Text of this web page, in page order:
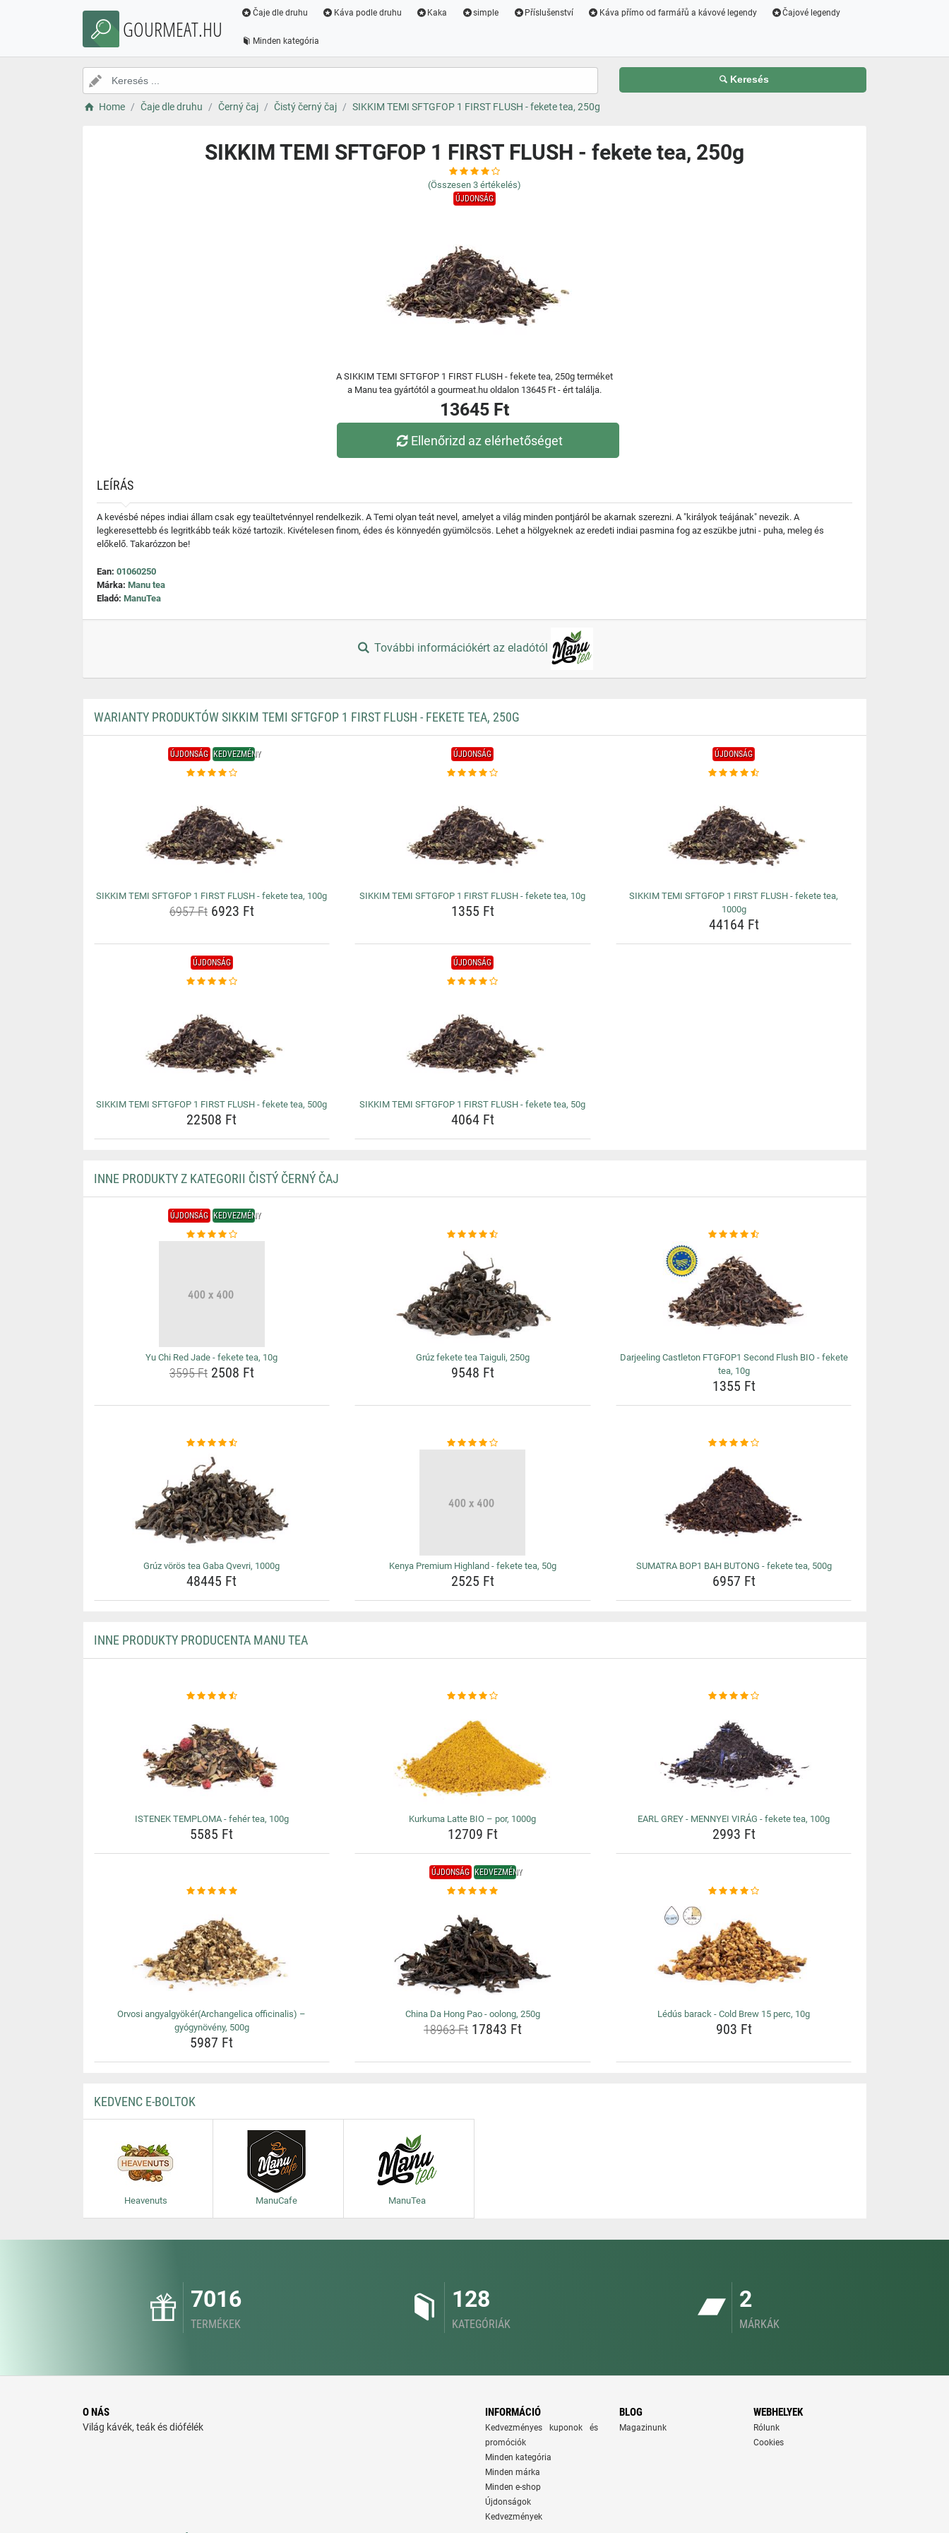
GOURMEAT.HU
Čaje dle druhu Káva podle druhu Kaka simple Příslušenství Káva přímo od farmářů a kávové legendy Čajové legendy
Minden kategória
Keresés
Home Čaje dle druhu Černý čaj Čistý černý čaj SIKKIM TEMI SFTGFOP 1 FIRST FLUSH - fekete tea, 250g
SIKKIM TEMI SFTGFOP 1 FIRST FLUSH - fekete tea, 250g
(Összesen 3 értékelés)
ÚJDONSÁG
A SIKKIM TEMI SFTGFOP 1 FIRST FLUSH - fekete tea, 250g terméket
a Manu tea gyártótól a gourmeat.hu oldalon 13645 Ft - ért találja.
13645 Ft
Ellenőrizd az elérhetőséget
LEÍRÁS
A kevésbé népes indiai állam csak egy teaültetvénnyel rendelkezik. A Temi olyan teát nevel, amelyet a világ minden pontjáról be akarnak szerezni. A "királyok teájának" nevezik. A
legkeresettebb és legritkább teák közé tartozik. Kivételesen finom, édes és könnyedén gyümölcsös. Lehet a hölgyeknek az eredeti indiai pasmina fog az eszükbe jutni - puha, meleg és
előkelő. Takarózzon be!
Ean: 01060250
Márka: Manu tea
Eladó: ManuTea
További információkért az eladótól
WARIANTY PRODUKTÓW SIKKIM TEMI SFTGFOP 1 FIRST FLUSH - FEKETE TEA, 250G
ÚJDONSÁG KEDVEZMÉNY
SIKKIM TEMI SFTGFOP 1 FIRST FLUSH - fekete tea, 100g
6957 Ft6923 Ft
ÚJDONSÁG
SIKKIM TEMI SFTGFOP 1 FIRST FLUSH - fekete tea, 10g
1355 Ft
ÚJDONSÁG
SIKKIM TEMI SFTGFOP 1 FIRST FLUSH - fekete tea,
1000g
44164 Ft
ÚJDONSÁG
SIKKIM TEMI SFTGFOP 1 FIRST FLUSH - fekete tea, 500g
22508 Ft
ÚJDONSÁG
SIKKIM TEMI SFTGFOP 1 FIRST FLUSH - fekete tea, 50g
4064 Ft
INNE PRODUKTY Z KATEGORII ČISTÝ ČERNÝ ČAJ
ÚJDONSÁG KEDVEZMÉNY
Yu Chi Red Jade - fekete tea, 10g
3595 Ft2508 Ft
Grúz fekete tea Taiguli, 250g
9548 Ft
Darjeeling Castleton FTGFOP1 Second Flush BIO - fekete
tea, 10g
1355 Ft
Grúz vörös tea Gaba Qvevri, 1000g
48445 Ft
Kenya Premium Highland - fekete tea, 50g
2525 Ft
SUMATRA BOP1 BAH BUTONG - fekete tea, 500g
6957 Ft
INNE PRODUKTY PRODUCENTA MANU TEA
ISTENEK TEMPLOMA - fehér tea, 100g
5585 Ft
Kurkuma Latte BIO – por, 1000g
12709 Ft
EARL GREY - MENNYEI VIRÁG - fekete tea, 100g
2993 Ft
Orvosi angyalgyökér(Archangelica officinalis) –
gyógynövény, 500g
5987 Ft
ÚJDONSÁG KEDVEZMÉNY
China Da Hong Pao - oolong, 250g
18963 Ft17843 Ft
Lédús barack - Cold Brew 15 perc, 10g
903 Ft
KEDVENC E-BOLTOK
Heavenuts ManuCafe ManuTea
7016
TERMÉKEK
128
KATEGÓRIÁK
2
MÁRKÁK
O NÁS
Világ kávék, teák és diófélék
INFORMÁCIÓ
Kedvezményes kuponok és
promóciók
Minden kategória
Minden márka
Minden e-shop
Újdonságok
Kedvezmények
BLOG
Magazinunk
WEBHELYEK
Rólunk
Cookies